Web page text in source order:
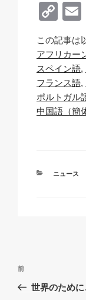
C
o
p
y
Li
n
この記事は
アフリカー
スペイン語
フランス語
ポルトガル
中国語（簡
カ
ニュース
投
過
去
前
世界のために